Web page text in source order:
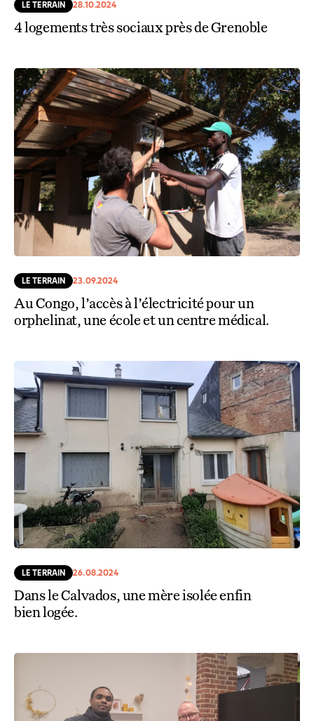
LE TERRAIN 28.10.2024
4 logements très sociaux près de Grenoble
LE TERRAIN 23.09.2024
Au Congo, l’accès à l’électricité pour un
orphelinat, une école et un centre médical.
LE TERRAIN 26.08.2024
Dans le Calvados, une mère isolée enfin
bien logée.